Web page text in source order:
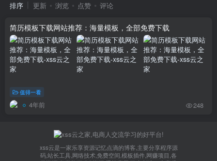
排序 更新 浏览 点赞 评论
简历模板下载网站推荐：海量模板，全部免费下载
值得一看
4年前 248
xss云是一家乐享资源记忆点滴的博客,主要分享程序源
码,站长工具,网络技术,免费空间,模板插件,网赚项目,各